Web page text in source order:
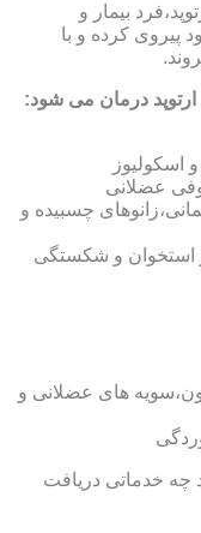
بیمار و
پیروی کرده و با
درمان می شود:
اسکولیوز
عضلانی
چسبیده و
و شکستگی
های عضلانی و
چه خدماتی دریافت